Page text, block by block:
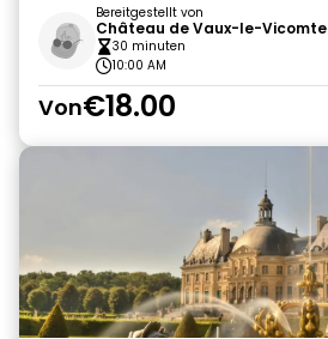
Bereitgestellt von
Château de Vaux-le-Vicomte
30 minuten
10:00 AM
Von€18.00